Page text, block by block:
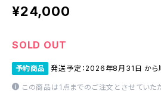
¥24,000
SOLD OUT
予約商品 発送予定：2026年8月31日 から
この商品は1点までのご注文とさせていただ